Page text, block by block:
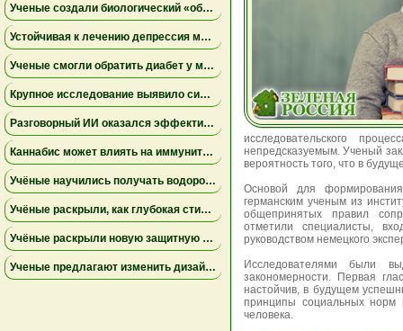
Ученые создали биологический «обходной путь» в мозге, который может повысить устойчивость к стрессу
Устойчивая к лечению депрессия может поддаваться комбинациям уже известных препаратов
Ученые смогли обратить диабет у мышей с помощью выращенных в лаборатории инсулиновых клеток
Крупное исследование выявило сильную связь между депрессией и проблемным употреблением каннабиса
Разговорный ИИ оказался эффективнее групповой терапии при тревожности у студентов — результаты исследования
Каннабис может влиять на иммунитет сложнее, чем считалось ранее — новые данные исследований
Учёные научились получать водород из хлебных крошек — это может заменить ископаемое топливо
Учёные раскрыли, как глубокая стимуляция мозга влияет на болезнь Паркинсона
Учёные раскрыли новую защитную функцию дёсен: жёсткость тканей препятствует воспалению
Ученые предлагают изменить дизайн новых пищевых маркировок в США
исследовательского
непредсказуемым. Ученый
вероятность того, что в
Основой для
германским ученым из
общепринятых правил
отметили специалисты,
руководством немецкого
Исследователями были
закономерности. Первая
настойчив, в будущем
принципы социальных норм
человека.